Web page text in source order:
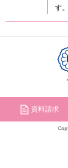
す。
資料請求